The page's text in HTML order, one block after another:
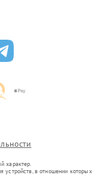
характер.
устройств, в отношении которых